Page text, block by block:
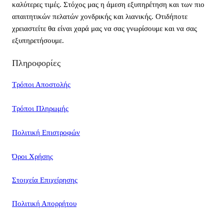
καλύτερες τιμές. Στόχος μας η άμεση εξυπηρέτηση και των πιο
απαιτητικών πελατών χονδρικής και λιανικής. Οτιδήποτε
χρειαστείτε θα είναι χαρά μας να σας γνωρίσουμε και να σας
εξυπηρετήσουμε.
Πληροφορίες
Τρόποι Αποστολής
Τρόποι Πληρωμής
Πολιτική Επιστροφών
Όροι Χρήσης
Στοιχεία Επιχείρησης
Πολιτική Απορρήτου